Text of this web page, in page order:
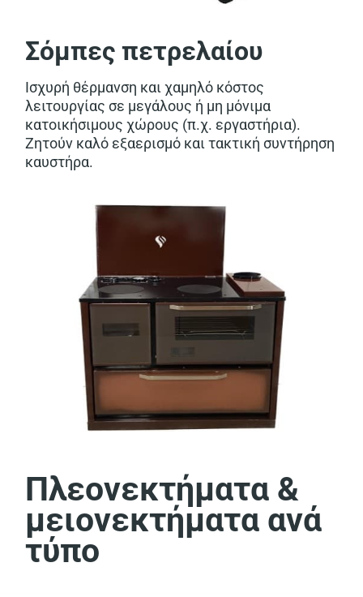
Σόμπες πετρελαίου
Ισχυρή θέρμανση και χαμηλό κόστος
λειτουργίας σε μεγάλους ή μη μόνιμα
κατοικήσιμους χώρους (π.χ. εργαστήρια).
Ζητούν καλό εξαερισμό και τακτική συντήρηση
καυστήρα.
Πλεονεκτήματα &
μειονεκτήματα ανά
τύπο